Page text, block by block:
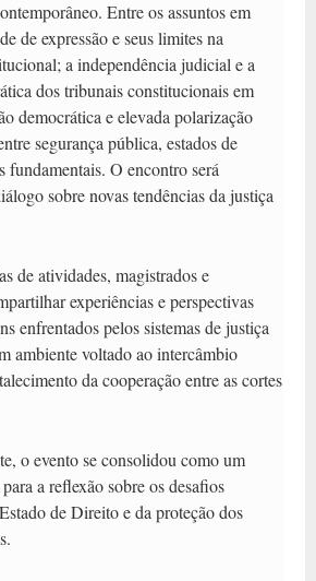
Entre os assuntos em
de expressão e seus limites na
a independência judicial e a
dos tribunais constitucionais em
democrática e elevada polarização
segurança pública, estados de
fundamentais. O encontro será
sobre novas tendências da justiça
de atividades, magistrados e
experiências e perspectivas
enfrentados pelos sistemas de justiça
ambiente voltado ao intercâmbio
da cooperação entre as cortes
o evento se consolidou como um
a reflexão sobre os desafios
de Direito e da proteção dos